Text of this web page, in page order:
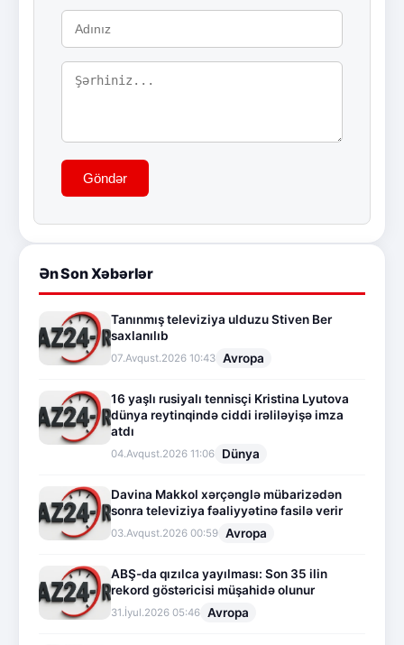
Göndər
Ən Son Xəbərlər
Tanınmış televiziya ulduzu Stiven Ber
saxlanılıb
07.Avqust.2026 10:43 Avropa
16 yaşlı rusiyalı tennisçi Kristina Lyutova
dünya reytinqində ciddi irəliləyişə imza
atdı
04.Avqust.2026 11:06 Dünya
Davina Makkol xərçənglə mübarizədən
sonra televiziya fəaliyyətinə fasilə verir
03.Avqust.2026 00:59 Avropa
ABŞ-da qızılca yayılması: Son 35 ilin
rekord göstəricisi müşahidə olunur
31.İyul.2026 05:46 Avropa